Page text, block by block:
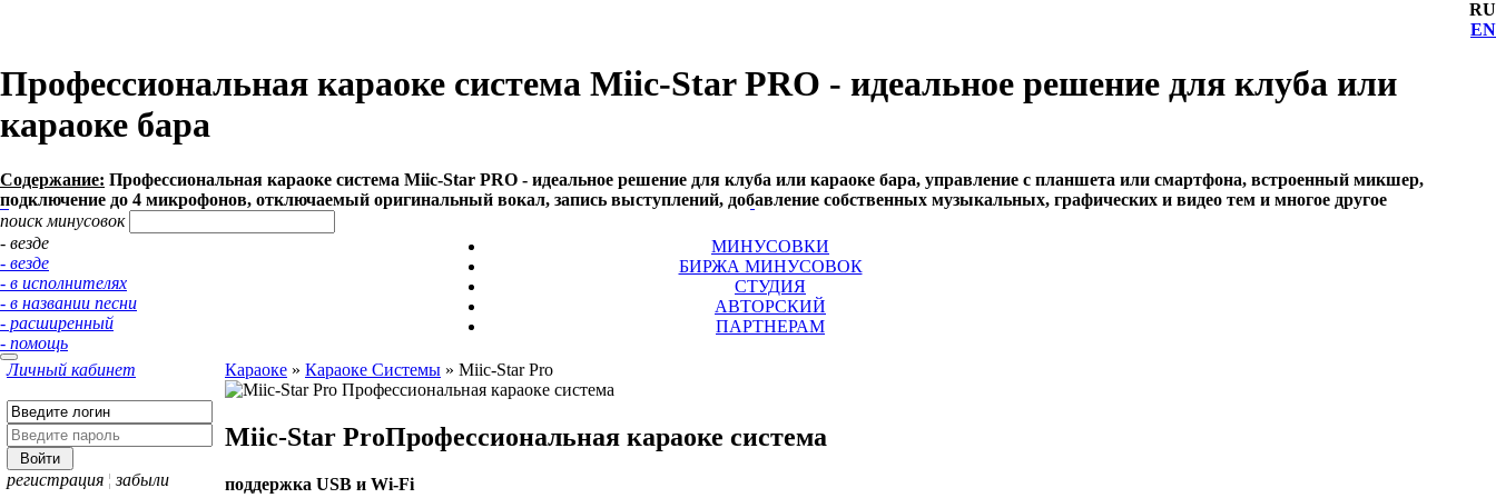
RU
EN
Профессиональная караоке система Miic-Star PRO - идеальное решение для клуба или
караоке бара
Содержание: Профессиональная караоке система Miic-Star PRO - идеальное решение для клуба или караоке бара, управление с планшета или смартфона, встроенный микшер,
подключение до 4 микрофонов, отключаемый оригинальный вокал, запись выступлений, добавление собственных музыкальных, графических и видео тем и многое другое
поиск минусовок
- везде
- везде
- в исполнителях
- в названии песни
- расширенный
- помощь
МИНУСОВКИ
БИРЖА МИНУСОВОК
СТУДИЯ
АВТОРСКИЙ
ПАРТНЕРАМ
Личный кабинет
регистрация ¦ забыли
Караоке » Караоке Системы » Miic-Star Pro
Miic-Star ProПрофессиональная караоке система
поддержка USB и Wi-Fi